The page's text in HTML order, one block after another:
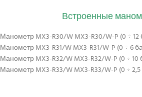
Встроенные
Манометр MX3-R30/W MX3-R30/W-P (0 ÷ 12
Манометр MX3-R31/W MX3-R31/W-P (0 ÷ 6
Манометр MX3-R32/W MX3-R32/W-P (0 ÷ 10
Манометр MX3-R33/W MX3-R33/W-P (0 ÷